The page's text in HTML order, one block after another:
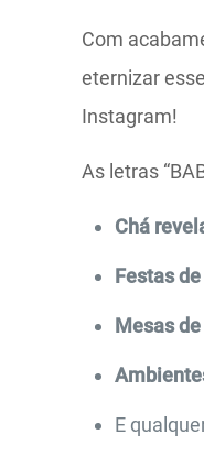
Com
eternizar
Instagram!
As letras
Chá
Festas
Mesas
E